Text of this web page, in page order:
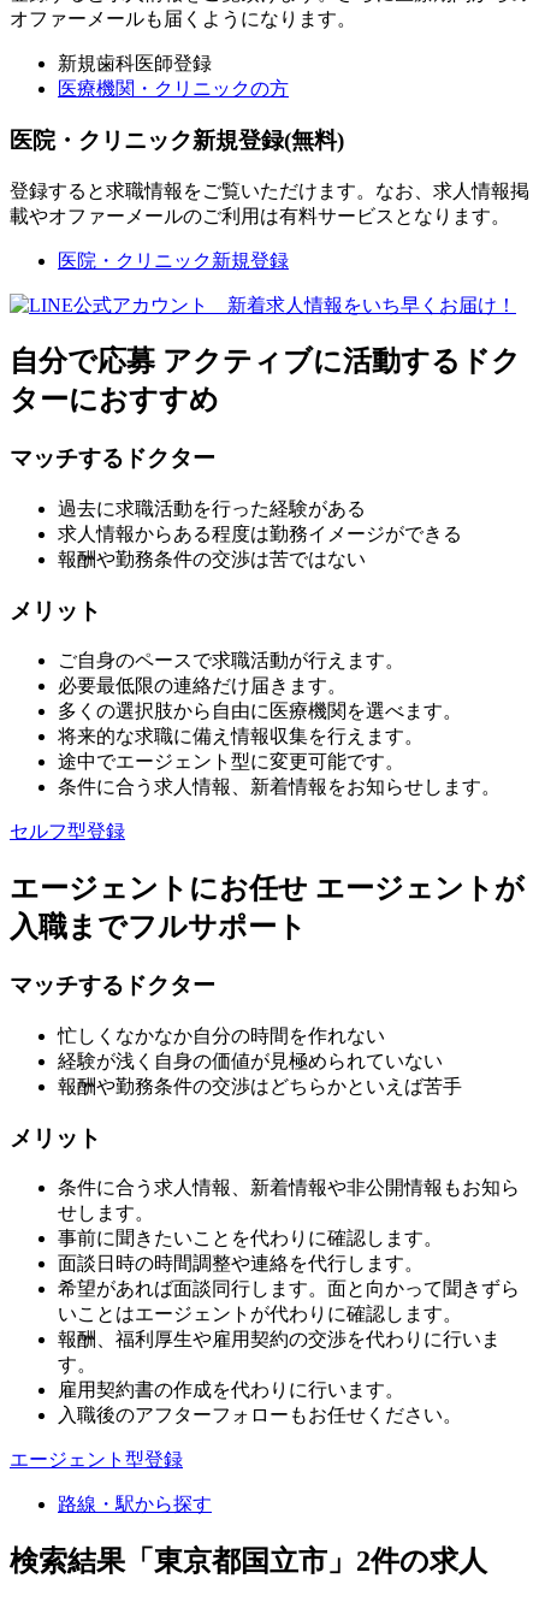
オファーメールも届くようになります。
新規歯科医師登録
医療機関・クリニックの方
医院・クリニック新規登録(無料)
登録すると求職情報をご覧いただけます。なお、求人情報掲
載やオファーメールのご利用は有料サービスとなります。
医院・クリニック新規登録
自分で応募 アクティブに活動するドク
ターにおすすめ
マッチするドクター
過去に求職活動を行った経験がある
求人情報からある程度は勤務イメージができる
報酬や勤務条件の交渉は苦ではない
メリット
ご自身のペースで求職活動が行えます。
必要最低限の連絡だけ届きます。
多くの選択肢から自由に医療機関を選べます。
将来的な求職に備え情報収集を行えます。
途中でエージェント型に変更可能です。
条件に合う求人情報、新着情報をお知らせします。
セルフ型登録
エージェントにお任せ エージェントが
入職までフルサポート
マッチするドクター
忙しくなかなか自分の時間を作れない
経験が浅く自身の価値が見極められていない
報酬や勤務条件の交渉はどちらかといえば苦手
メリット
条件に合う求人情報、新着情報や非公開情報もお知ら
せします。
事前に聞きたいことを代わりに確認します。
面談日時の時間調整や連絡を代行します。
希望があれば面談同行します。面と向かって聞きずら
いことはエージェントが代わりに確認します。
報酬、福利厚生や雇用契約の交渉を代わりに行いま
す。
雇用契約書の作成を代わりに行います。
入職後のアフターフォローもお任せください。
エージェント型登録
路線・駅から探す
検索結果「東京都国立市」 2件の求人